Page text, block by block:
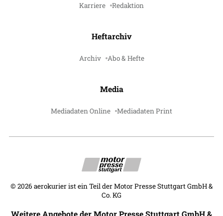
Karriere Redaktion
Heftarchiv
Archiv Abo & Hefte
Media
Mediadaten Online Mediadaten Print
© 2026 aerokurier ist ein Teil der Motor Presse Stuttgart GmbH &
Co. KG
Weitere Angebote der Motor Presse Stuttgart GmbH &